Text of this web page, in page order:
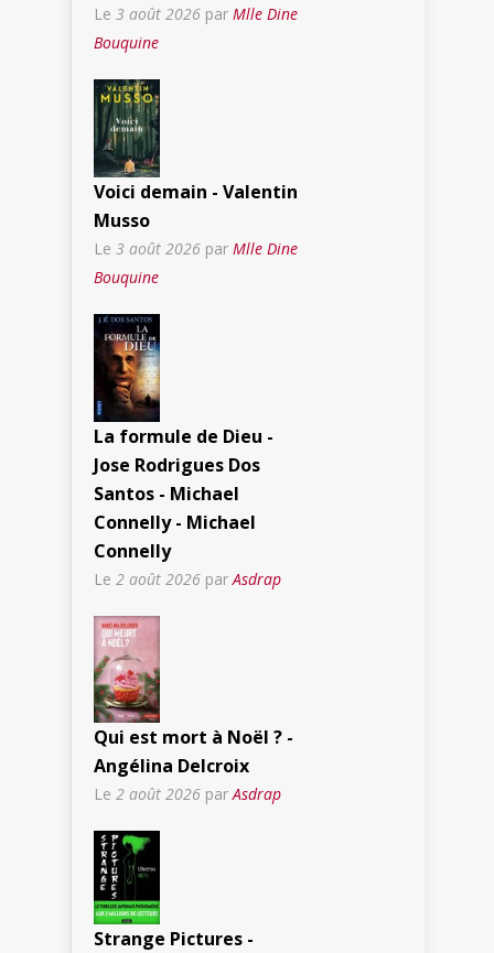
Le 3 août 2026 par Mlle Dine
Bouquine
Voici demain - Valentin
Musso
Le 3 août 2026 par Mlle Dine
Bouquine
La formule de Dieu -
Jose Rodrigues Dos
Santos - Michael
Connelly - Michael
Connelly
Le 2 août 2026 parAsdrap
Qui est mort à Noël ? -
Angélina Delcroix
Le 2 août 2026 par Asdrap
Strange Pictures -